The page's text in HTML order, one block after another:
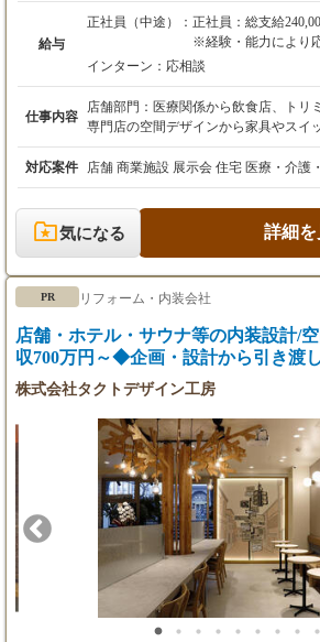
給与
正社員（中途）： 正社員：総支給
※経験・能力により
（研修期間：3ヶ月〜
残業20H(1ヶ月
総支給合計222,000
昇給（年1回）・賞与
インターン： 応相談
仕事内容
店舗部門：医療関係から飲食店、トリ
専門店の空間デザインから家具やスイ
ン、ロゴマーク、名刺等デザイン 住宅部門：全国のモデルハウス
や注文住宅建築設計からインテリアコ
のリノベーション、ショールーム、宿
対応案件 店舗 商業施設 展示会 住宅 医療・介護
気になる 詳細を
PR リフォーム・内装会社
店舗・ホテル・サウナ等の内装設計/
収700万円～◆企画・設計から引き渡
株式会社タクトデザイン工房